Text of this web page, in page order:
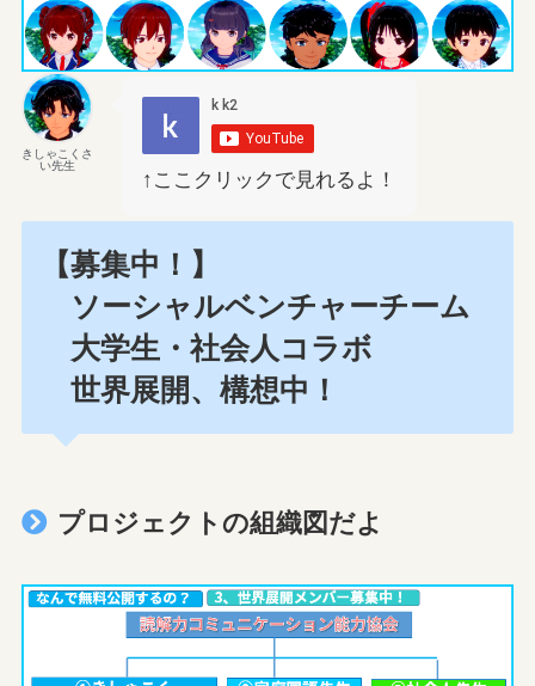
きしゃこくさ
い先生
↑ここクリックで見れるよ！
【募集中！】
ソーシャルベンチャーチーム
大学生・社会人コラボ
世界展開、構想中！
プロジェクトの組織図だよ